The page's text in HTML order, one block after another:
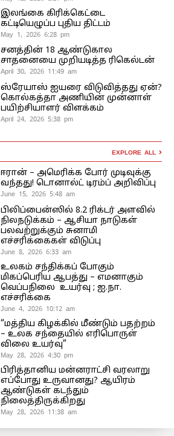
இலங்கை கிரிக்கெட்டை
கட்டியெழுப்ப புதிய திட்டம்
May 1, 2026 6:28 pm
சனத்தின் 18 ஆண்டுகால
சாதனையை முறியடித்த ரிகெல்டன்
April 30, 2026 11:49 am
ஸ்ரேயாஸ் ஐயரை விடுவித்தது ஏன்?
கொல்கத்தா அணியின் முன்னாள்
பயிற்சியாளர் விளக்கம்
April 24, 2026 5:38 pm
EXPLORE ALL
ஈரான் – அமெரிக்க போர் முடிவுக்கு
வந்தது! டொனால்ட் டிரம்ப் அறிவிப்பு
June 15, 2026 5:48 am
பிலிப்பைன்ஸில் 8.2 ரிக்டர் அளவில்
நிலநடுக்கம் – ஆசியா நாடுகள்
பலவற்றுக்கும் சுனாமி
எச்சரிக்கைகள் விடுப்பு
June 8, 2026 6:33 am
உலகம் சந்திக்கப் போகும்
மிகப்பெரிய ஆபத்து – எமனாகும்
வெப்பநிலை உயர்வு ; ஐ.நா.
எச்சரிக்கை
June 4, 2026 10:12 am
“மத்திய கிழக்கில் மீண்டும் பதற்றம்
– உலக சந்தையில் எரிபொருள்
விலை உயர்வு”
May 28, 2026 4:30 pm
பிரித்தானிய மன்னராட்சி வரலாறு
எப்போது உருவானது? ஆயிரம்
ஆண்டுகள் கடந்தும்
நிலைத்திருக்கிறது
May 28, 2026 11:38 am